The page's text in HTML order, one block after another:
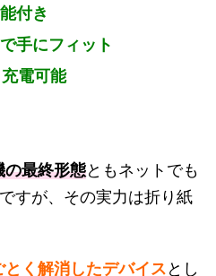
付き
手にフィット
電可能
の最終形態ともネットでも
すが、その実力は折り紙
く解消したデバイスとし